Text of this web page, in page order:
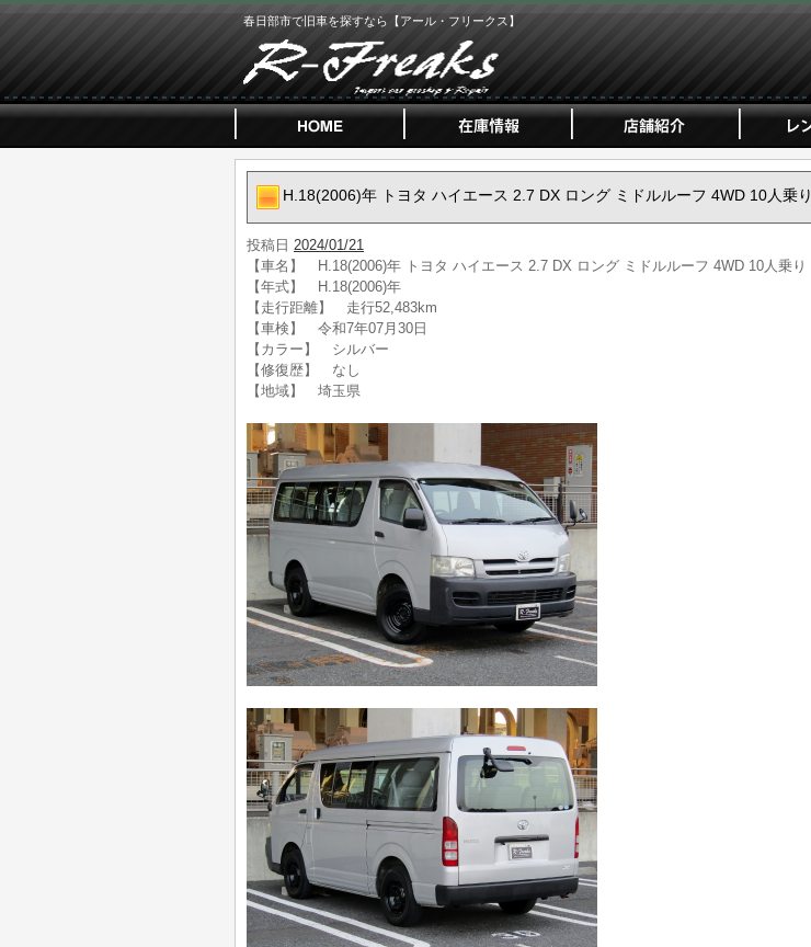
春日部市で旧車を探すなら【アール・フリークス】
H.18(2006)年 トヨタ ハイエース 2.7 DX ロング ミドルルーフ 4WD 10人乗り
投稿日 2024/01/21
【車名】 H.18(2006)年 トヨタ ハイエース 2.7 DX ロング ミドルルーフ 4WD 10人乗り
【年式】 H.18(2006)年
【走行距離】 走行52,483km
【車検】 令和7年07月30日
【カラー】 シルバー
【修復歴】 なし
【地域】 埼玉県